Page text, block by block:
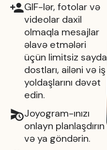
GIF-lər, fotolar və
videolar daxil
olmaqla mesajlar
əlavə etmələri
üçün limitsiz sayda
dostları, ailəni və iş
yoldaşlarını dəvət
edin.
Joyogram-ınızı
onlayn planlaşdırın
və ya göndərin.